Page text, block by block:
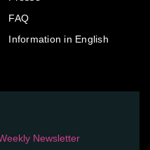
FAQ
Information in English
Newsletter